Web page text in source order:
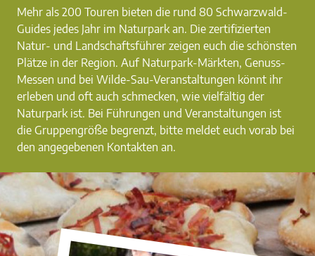
Mehr als 200 Touren bieten die rund 80 Schwarzwald-
Guides jedes Jahr im Naturpark an. Die zertifizierten
Natur- und Landschaftsführer zeigen euch die schönsten
Plätze in der Region. Auf Naturpark-Märkten, Genuss-
Messen und bei Wilde-Sau-Veranstaltungen könnt ihr
erleben und oft auch schmecken, wie vielfältig der
Naturpark ist. Bei Führungen und Veranstaltungen ist
die Gruppengröße begrenzt, bitte meldet euch vorab bei
den angegebenen Kontakten an.